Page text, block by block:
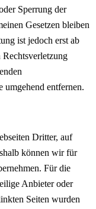
Sperrung der
Gesetzen bleiben
ist jedoch erst ab
umgehend entfernen.
Dritter, auf
können wir für
Für die
Anbieter oder
Seiten wurden